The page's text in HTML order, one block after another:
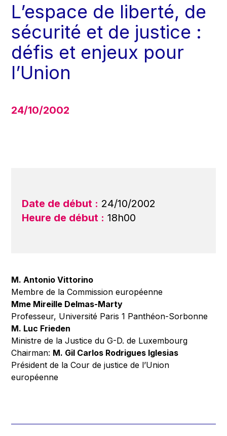
L’espace de liberté, de
sécurité et de justice :
défis et enjeux pour
l’Union
24/10/2002
Date de début : 24/10/2002
Heure de début : 18h00
M. Antonio Vittorino
Membre de la Commission européenne
Mme Mireille Delmas-Marty
Professeur, Université Paris 1 Panthéon-Sorbonne
M. Luc Frieden
Ministre de la Justice du G-D. de Luxembourg
Chairman: M. Gil Carlos Rodrigues Iglesias
Président de la Cour de justice de l’Union
européenne